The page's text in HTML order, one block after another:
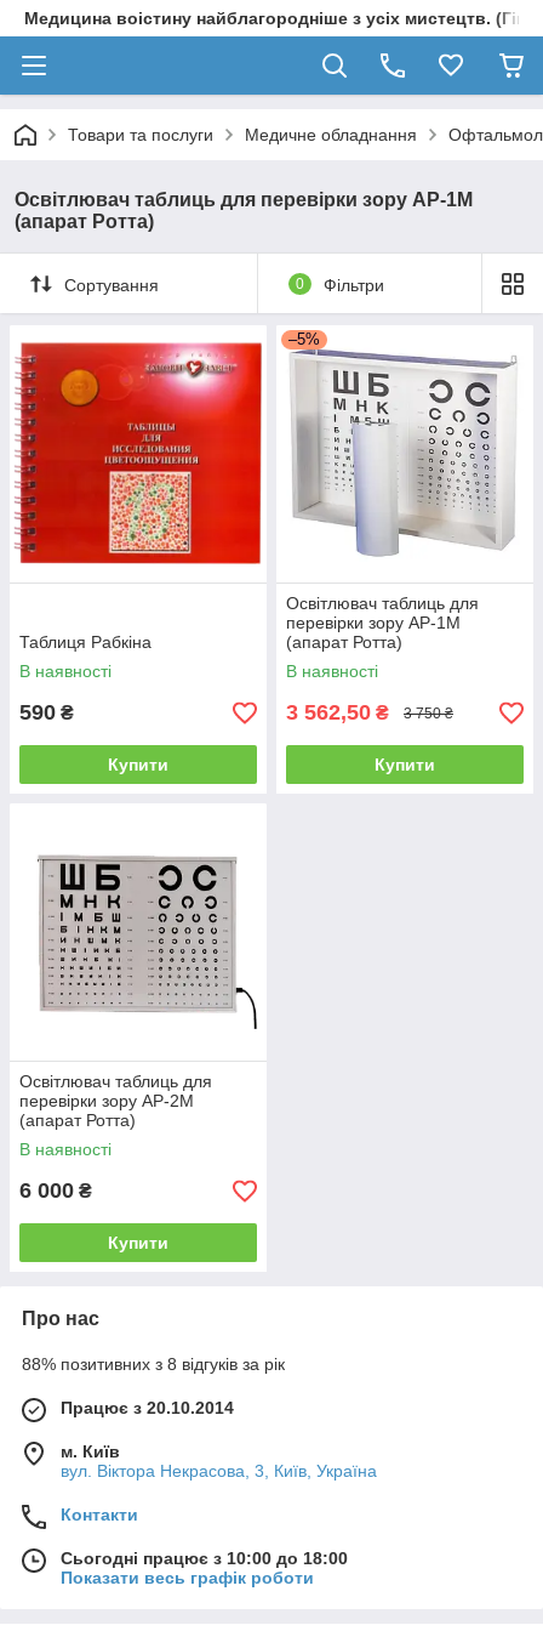
Медицина воістину найблагородніше з усіх мистецтв.
Товари та послуги Медичне обладнання
Освітлювач таблиць для перевірки зору АР-1М
(апарат Ротта)
Сортування 0 Фільтри
Таблиця Рабкіна
В наявності
590 ₴
Купити
–5%
Освітлювач таблиць для
перевірки зору АР-1М
(апарат Ротта)
В наявності
3 562,50 ₴ 3 750 ₴
Купити
Освітлювач таблиць для
перевірки зору АР-2М
(апарат Ротта)
В наявності
6 000 ₴
Купити
Про нас
88% позитивних з 8 відгуків за рік
Працює з 20.10.2014
м. Київ
вул. Вiктора Некрасова, 3, Київ, Україна
Контакти
Сьогодні працює з 10:00 до 18:00
Показати весь графік роботи